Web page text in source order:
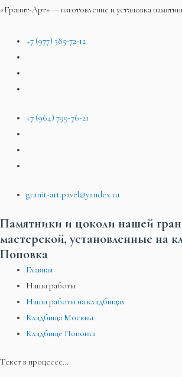
«Гранит-Арт» — изготовление и установка
+7 (977) 385-72-12
+7 (964) 799-76-21
granit-art.pavel@yandex.ru
Памятники и цоколи нашей
мастерской, установленные на
Поповка
Главная
Наши работы
Наши работы на кладбищах
Кладбища Москвы
Кладбище Поповка
Текст в процессе…